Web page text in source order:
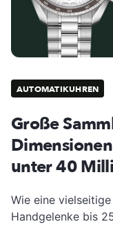
AUTOMATIKUHREN
Große
unter 40
Wie eine
Handgelenke bis